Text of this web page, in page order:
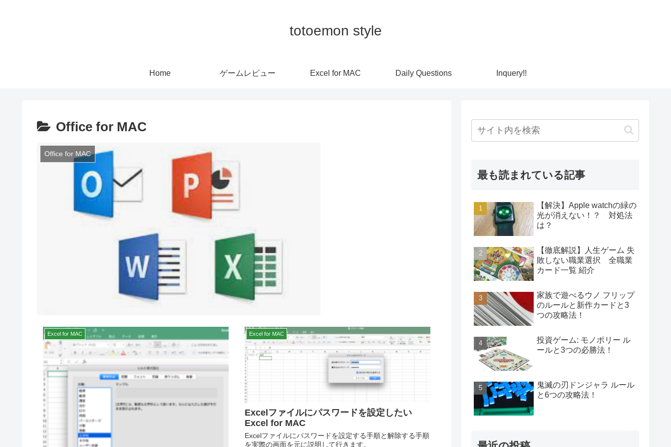
totoemon style
Home ゲームレビュー Excel for MAC Daily Questions Inquery!!
Office for MAC
Office for MAC
Excel for MAC Excel for MAC
Excelファイルにパスワードを設定したい
Excel for MAC
Excelファイルにパスワードを設定する手順と解除する手順
を実際の画面を元に説明して行きます。
最も読まれている記事
【解決】Apple watchの緑の
光が消えない！？ 対処法
は？
【徹底解説】人生ゲーム 失
敗しない職業選択 全職業
カード一覧 紹介
家族で遊べるウノ フリップ
のルールと新作カードと3
つの攻略法！
投資ゲーム: モノポリー ル
ールと3つの必勝法！
鬼滅の刃ドンジャラ ルール
と6つの攻略法！